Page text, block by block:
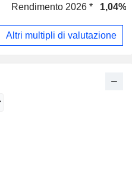
Rendimento 2026 * 1,04%
Altri multipli di valutazione